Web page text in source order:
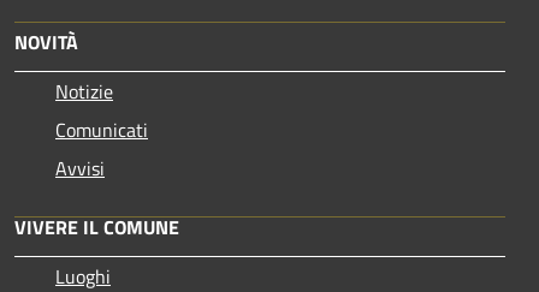
NOVITÀ
Notizie
Comunicati
Avvisi
VIVERE IL COMUNE
Luoghi